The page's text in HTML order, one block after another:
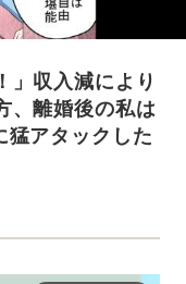
」収入減により
、離婚後の私は
アタックした